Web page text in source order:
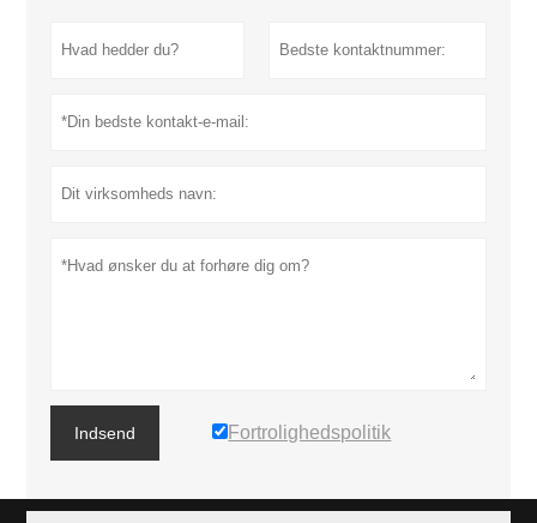
Indsend Fortrolighedspolitik